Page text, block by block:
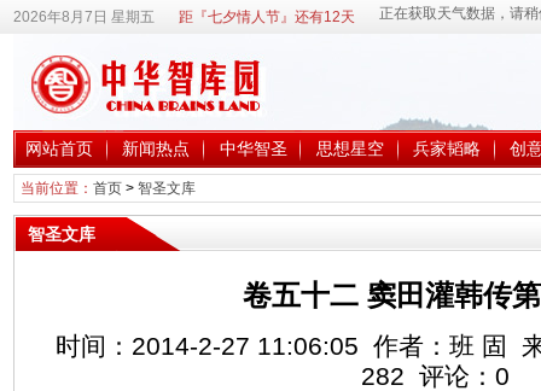
2026年8月7日 星期五 距『七夕情人节』还有12天
网站首页 新闻热点 中华智圣 思想星空 兵家韬略 创
当前位置： 首页> 智圣文库
智圣文库
卷五十二 窦田灌韩传
时间：2014-2-27 11:06:05 作者：班 固
282 评论： 0